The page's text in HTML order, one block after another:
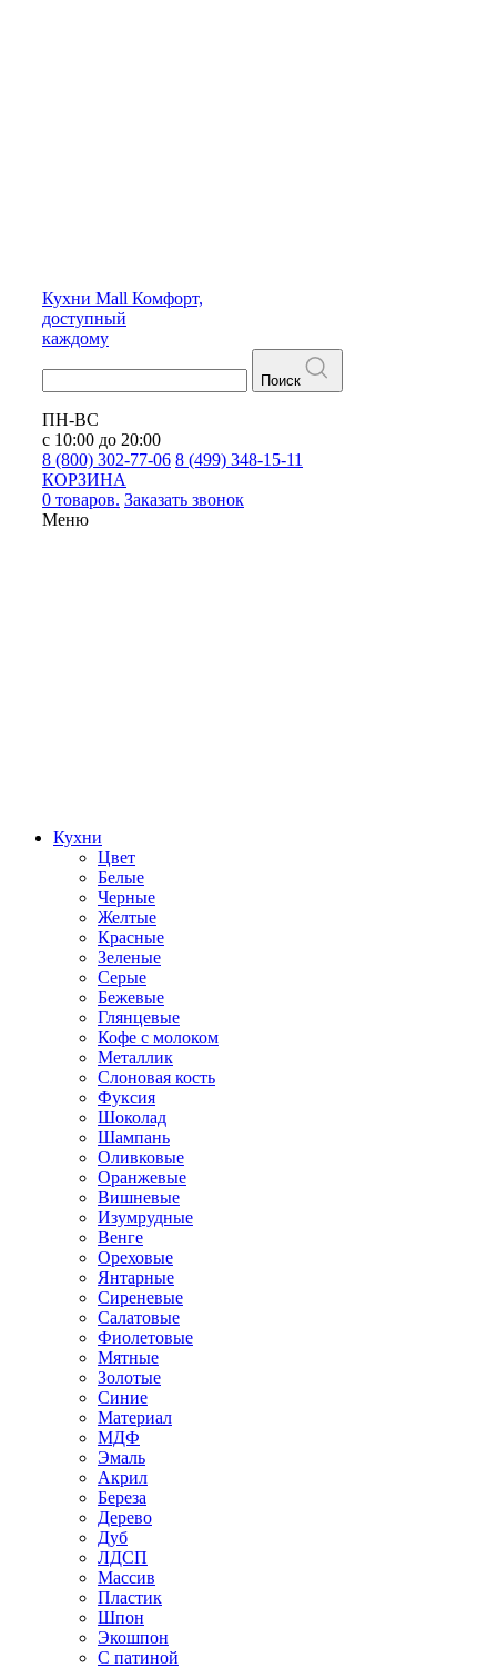
Кухни Mall Комфорт,
доступный
каждому
Поиск
ПН-ВС
с 10:00 до 20:00
8 (800) 302-77-06 8 (499) 348-15-11
КОРЗИНА
0 товаров. Заказать звонок
Меню
Кухни
Цвет
Белые
Черные
Желтые
Красные
Зеленые
Серые
Бежевые
Глянцевые
Кофе с молоком
Металлик
Слоновая кость
Фуксия
Шоколад
Шампань
Оливковые
Оранжевые
Вишневые
Изумрудные
Венге
Ореховые
Янтарные
Сиреневые
Салатовые
Фиолетовые
Мятные
Золотые
Синие
Материал
МДФ
Эмаль
Акрил
Береза
Дерево
Дуб
ЛДСП
Массив
Пластик
Шпон
Экошпон
С патиной